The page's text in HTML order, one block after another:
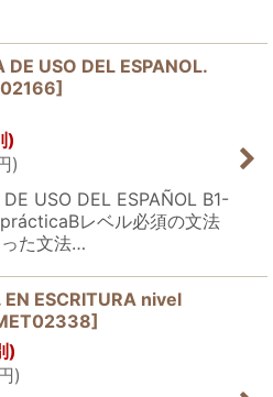
USO DEL ESPANOL.
]
)
)
USO DEL ESPAÑOL B1-
レベル必須の文法
た文法…
EN ESCRITURA nivel
]
)
)